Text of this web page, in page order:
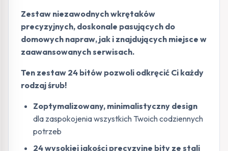
Zestaw niezawodnych wkrętaków
precyzyjnych, doskonale pasujących do
domowych napraw, jak i znajdujących miejsce w
zaawansowanych serwisach.
Ten zestaw 24 bitów pozwoli odkręcić Ci każdy
rodzaj śrub!
Zoptymalizowany, minimalistyczny design
dla zaspokojenia wszystkich Twoich codziennych
potrzeb
24 wysokiej jakości precyzyjne bity ze stali